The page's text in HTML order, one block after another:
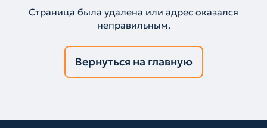
Страница была удалена или адрес оказался
неправильным.
Вернуться на главную